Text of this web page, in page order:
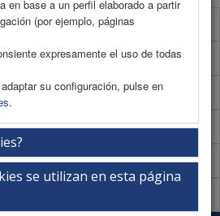
en base a un perfil elaborado a partir
(por ejemplo, páginas
expresamente el uso de todas
su configuración, pulse en
.
se utilizan en esta página